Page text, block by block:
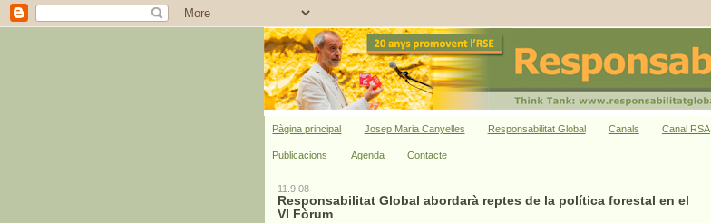
Pàgina principal Josep Maria Canyelles Responsabilitat Global Canals Canal RSA
Publicacions Agenda Contacte
11.9.08
Responsabilitat Global abordarà reptes de la política forestal en el
VI Fòrum